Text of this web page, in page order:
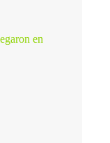
en